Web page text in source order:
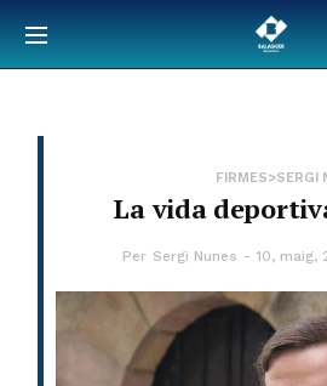
FIRMES>SERGI
La vida
Per Sergi Nunes 10, maig,